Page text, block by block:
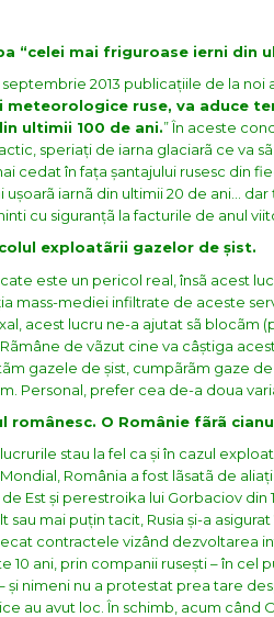
“celei mai friguroase ierni din
septembrie 2013 publicațiile de la noi
meteorologice ruse, va aduce
ultimii 100 de ani.”În aceste
speriați de iarna glaciarã ce va
cedat în fața șantajului rusesc din
ușoarã iarnã din ultimii 20 de ani…
cu siguranțã la facturile de anul
exploatãrii gazelor de șist.
este un pericol real, însã acest
mass-mediei infiltrate de aceste
acest lucru ne-a ajutat sã blocãm
de vãzut cine va câștiga
gazele de șist, cumpãrãm gaze
Personal, prefer cea de-a doua
românesc. O Românie fãrã
lucrurile stau la fel ca și în cazul
România a fost lãsatã de
Est și perestroika lui Gorbaciov
sau mai puțin tacit, Rusia și-a
contractele vizând dezvoltarea
10 ani, prin companii rusești – în
și nimeni nu a protestat prea tare
au avut loc. În schimb, acum când